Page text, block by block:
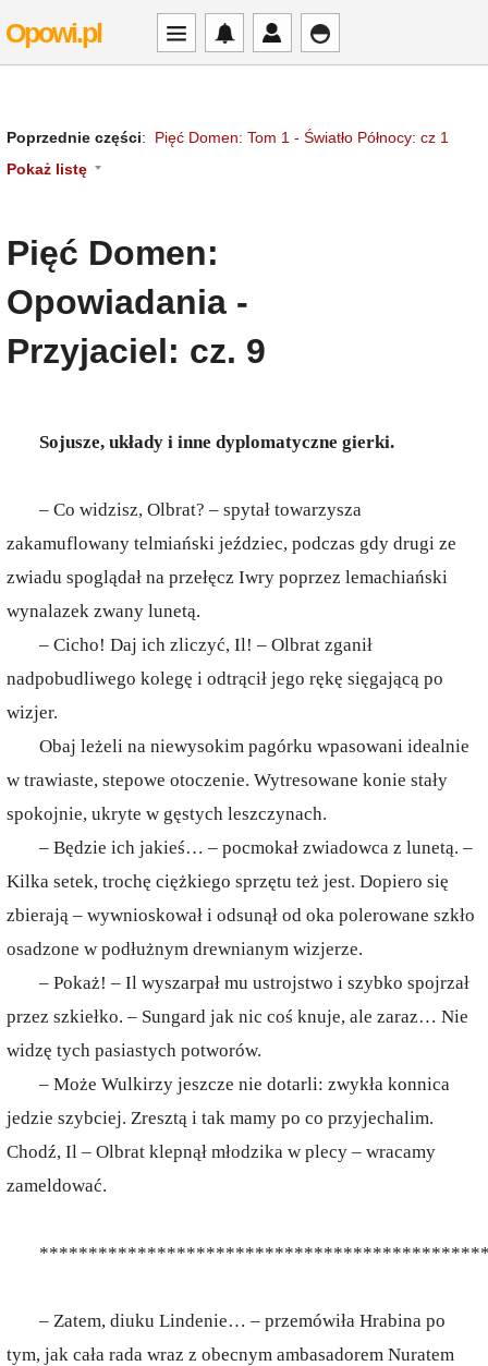
Opowi.pl
Poprzednie części: Pięć Domen: Tom 1 - Światło Północy: cz 1
Pokaż listę
Pięć Domen:
Opowiadania -
Przyjaciel: cz. 9
Sojusze, układy i inne dyplomatyczne gierki.
– Co widzisz, Olbrat? – spytał towarzysza
zakamuflowany telmiański jeździec, podczas gdy drugi ze
zwiadu spoglądał na przełęcz Iwry poprzez lemachiański
wynalazek zwany lunetą.
– Cicho! Daj ich zliczyć, Il! – Olbrat zganił
nadpobudliwego kolegę i odtrącił jego rękę sięgającą po
wizjer.
Obaj leżeli na niewysokim pagórku wpasowani idealnie
w trawiaste, stepowe otoczenie. Wytresowane konie stały
spokojnie, ukryte w gęstych leszczynach.
– Będzie ich jakieś… – pocmokał zwiadowca z lunetą. –
Kilka setek, trochę ciężkiego sprzętu też jest. Dopiero się
zbierają – wywnioskował i odsunął od oka polerowane szkło
osadzone w podłużnym drewnianym wizjerze.
– Pokaż! – Il wyszarpał mu ustrojstwo i szybko spojrzał
przez szkiełko. – Sungard jak nic coś knuje, ale zaraz… Nie
widzę tych pasiastych potworów.
– Może Wulkirzy jeszcze nie dotarli: zwykła konnica
jedzie szybciej. Zresztą i tak mamy po co przyjechalim.
Chodź, Il – Olbrat klepnął młodzika w plecy – wracamy
zameldować.
– Zatem, diuku Lindenie… – przemówiła Hrabina po
tym, jak cała rada wraz z obecnym ambasadorem Nuratem